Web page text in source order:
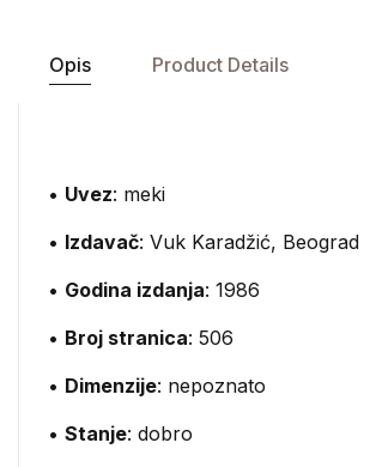
Opis Product Details
• Uvez: meki
• Izdavač: Vuk Karadžić, Beograd
• Godina izdanja: 1986
• Broj stranica: 506
• Dimenzije: nepoznato
• Stanje: dobro